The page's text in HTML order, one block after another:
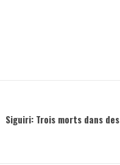
Siguiri: Trois morts dans